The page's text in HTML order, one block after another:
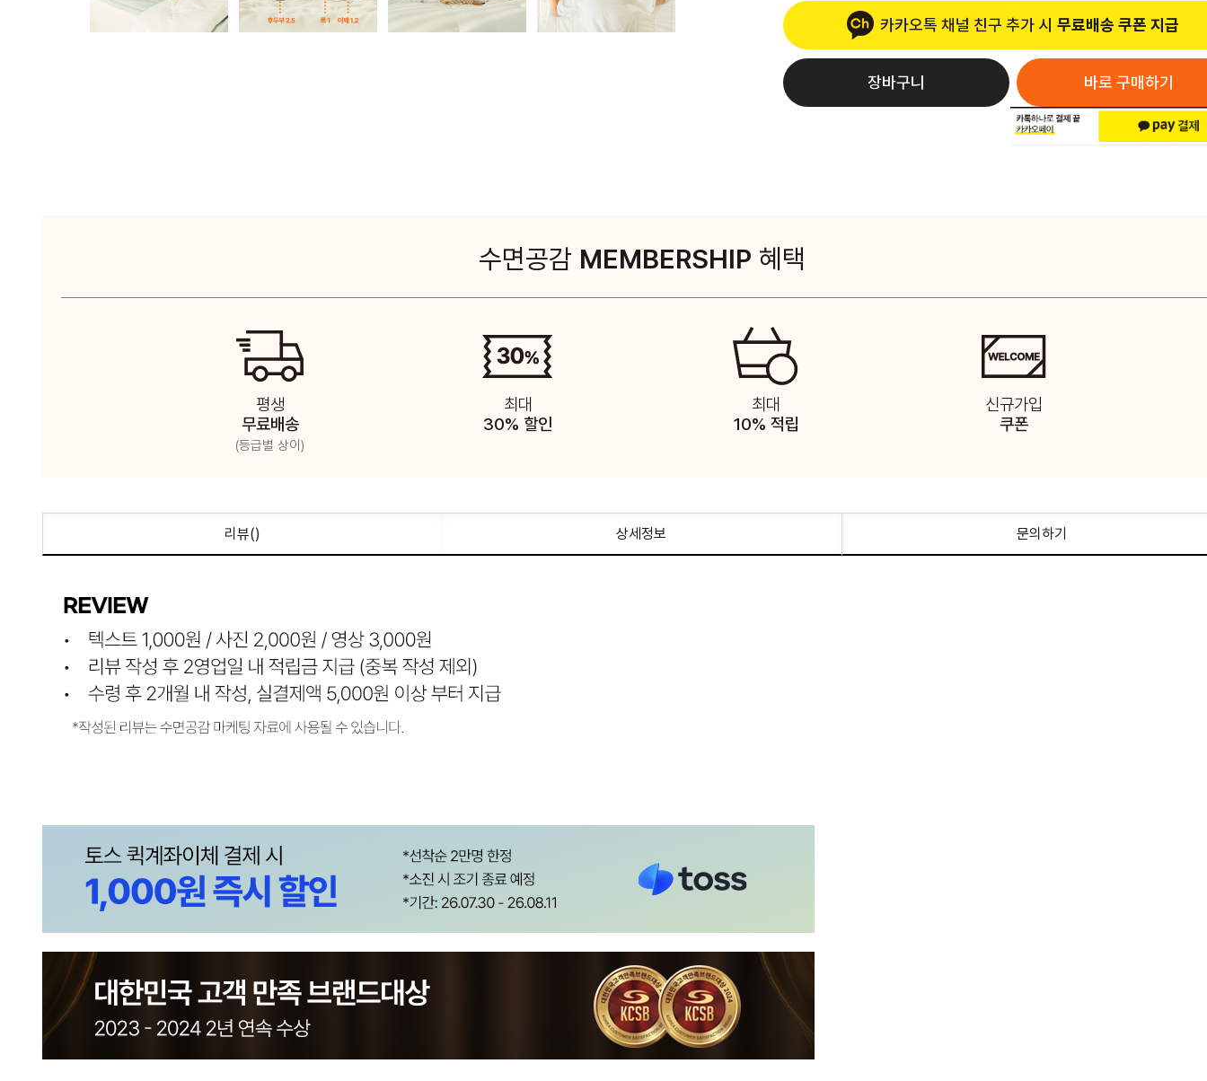
카카오톡 채널 친구 추가 시 무료배송 쿠폰 지급
장바구니 바로 구매하기
수면공감 MEMBERSHIP 혜택
평생
무료배송
(등급별 상이)
최대
30% 할인
최대
10% 적립
신규가입
쿠폰
리뷰() 상세정보 문의하기